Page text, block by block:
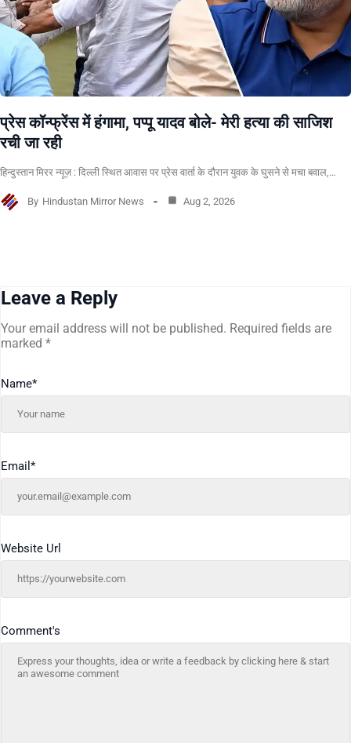
प्रेस कॉन्फ्रेंस में हंगामा, पप्पू यादव बोले- मेरी हत्या की साजिश
रची जा रही
हिन्दुस्तान मिरर न्यूज़ : दिल्ली स्थित आवास पर प्रेस वार्ता के दौरान युवक के घुसने से मचा बवाल,…
By Hindustan Mirror News Aug 2, 2026
Leave a Reply
Your email address will not be published. Required fields are
marked *
Comment's
Name*
Email *
Website Url